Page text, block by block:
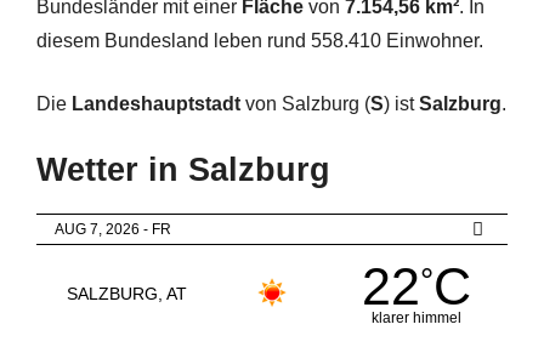
Bundesländer mit einer Fläche von 7.154,56 km². In
diesem Bundesland leben rund 558.410 Einwohner.
Die Landeshauptstadt von Salzburg (S) istSalzburg.
Wetter in Salzburg
AUG 7, 2026 - FR
SALZBURG, AT 22°C
klarer himmel